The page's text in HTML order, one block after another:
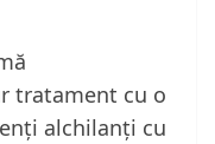
tratament cu o
alchilanți cu